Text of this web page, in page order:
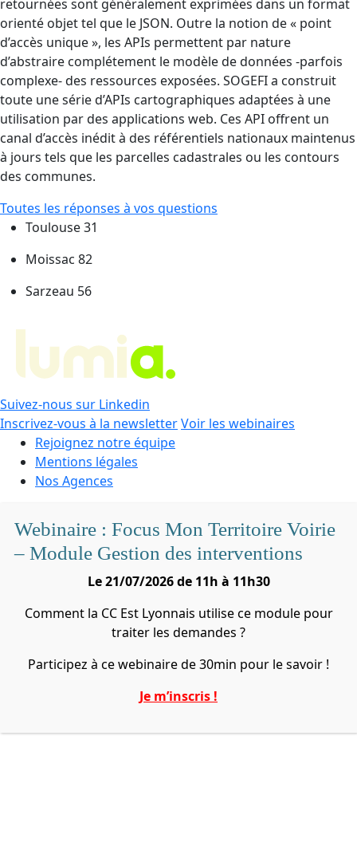
retournées sont généralement exprimées dans un format
orienté objet tel que le JSON. Outre la notion de « point
d’accès unique », les APIs permettent par nature
d’abstraire complétement le modèle de données -parfois
complexe- des ressources exposées. SOGEFI a construit
toute une série d’APIs cartographiques adaptées à une
utilisation par des applications web. Ces API offrent un
canal d’accès inédit à des référentiels nationaux maintenus
à jours tels que les parcelles cadastrales ou les contours
des communes.
Toutes les réponses à vos questions
Toulouse 31
Moissac 82
Sarzeau 56
Suivez-nous sur Linkedin
Inscrivez-vous à la newsletterVoir les webinaires
Rejoignez notre équipe
Mentions légales
Nos Agences
Webinaire : Focus Mon Territoire Voirie
– Module Gestion des interventions
Le 21/07/2026 de 11h à 11h30
Comment la CC Est Lyonnais utilise ce module pour
traiter les demandes ?
Participez à ce webinaire de 30min pour le savoir !
Je m’inscris !